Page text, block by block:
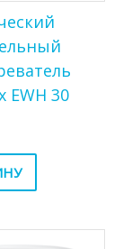
EWH 30